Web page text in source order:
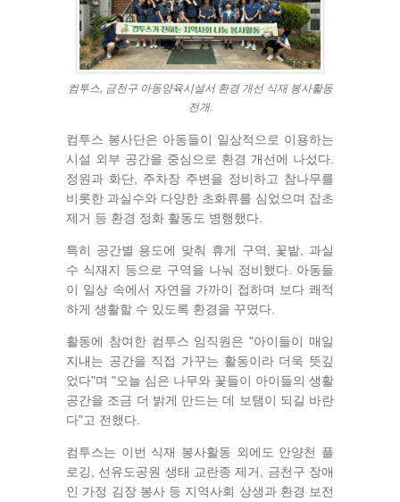
컴투스, 금천구 아동양육시설서 환경 개선 식재 봉사활동
전개.
컴투스 봉사단은 아동들이 일상적으로 이용하는
시설 외부 공간을 중심으로 환경 개선에 나섰다.
정원과 화단, 주차장 주변을 정비하고 참나무를
비롯한 과실수와 다양한 초화류를 심었으며 잡초
제거 등 환경 정화 활동도 병행했다.
특히 공간별 용도에 맞춰 휴게 구역, 꽃밭, 과실
수 식재지 등으로 구역을 나눠 정비했다. 아동들
이 일상 속에서 자연을 가까이 접하며 보다 쾌적
하게 생활할 수 있도록 환경을 꾸몄다.
활동에 참여한 컴투스 임직원은 "아이들이 매일
지내는 공간을 직접 가꾸는 활동이라 더욱 뜻깊
었다"며 "오늘 심은 나무와 꽃들이 아이들의 생활
공간을 조금 더 밝게 만드는 데 보탬이 되길 바란
다"고 전했다.
컴투스는 이번 식재 봉사활동 외에도 안양천 플
로깅, 선유도공원 생태 교란종 제거, 금천구 장애
인 가정 김장 봉사 등 지역사회 상생과 환경 보전